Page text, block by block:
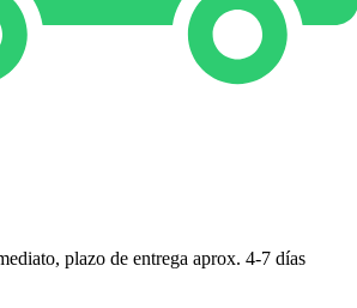
plazo de entrega aprox. 4-7 días